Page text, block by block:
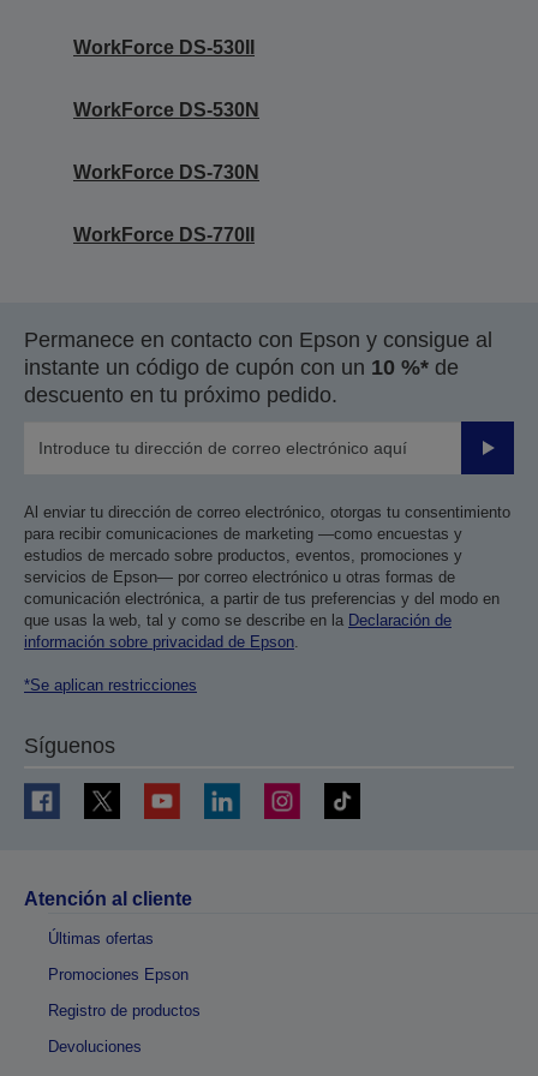
WorkForce DS-530II
WorkForce DS-530N
WorkForce DS-730N
WorkForce DS-770II
Permanece en contacto con Epson y consigue al
instante un código de cupón con un 10 %* de
descuento en tu próximo pedido.
Enviar
Al enviar tu dirección de correo electrónico, otorgas tu consentimiento
para recibir comunicaciones de marketing —como encuestas y
estudios de mercado sobre productos, eventos, promociones y
servicios de Epson— por correo electrónico u otras formas de
comunicación electrónica, a partir de tus preferencias y del modo en
que usas la web, tal y como se describe en la Declaración de
información sobre privacidad de Epson.
*Se aplican restricciones
Síguenos
Atención al cliente
Últimas ofertas
Promociones Epson
Registro de productos
Devoluciones